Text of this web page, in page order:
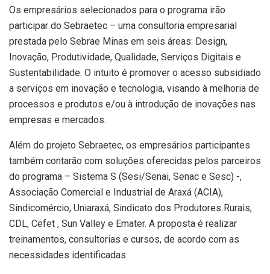
Os empresários selecionados para o programa irão
participar do Sebraetec – uma consultoria empresarial
prestada pelo Sebrae Minas em seis áreas: Design,
Inovação, Produtividade, Qualidade, Serviços Digitais e
Sustentabilidade. O intuito é promover o acesso subsidiado
a serviços em inovação e tecnologia, visando à melhoria de
processos e produtos e/ou à introdução de inovações nas
empresas e mercados.
Além do projeto Sebraetec, os empresários participantes
também contarão com soluções oferecidas pelos parceiros
do programa – Sistema S (Sesi/Senai, Senac e Sesc) -,
Associação Comercial e Industrial de Araxá (ACIA),
Sindicomércio, Uniaraxá, Sindicato dos Produtores Rurais,
CDL, Cefet , Sun Valley e Emater. A proposta é realizar
treinamentos, consultorias e cursos, de acordo com as
necessidades identificadas.